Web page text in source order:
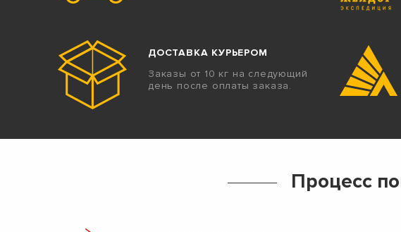
ДОСТАВКА КУРЬЕРОМ
Заказы от 10 кг на следующий
день после оплаты заказа.
Процесс